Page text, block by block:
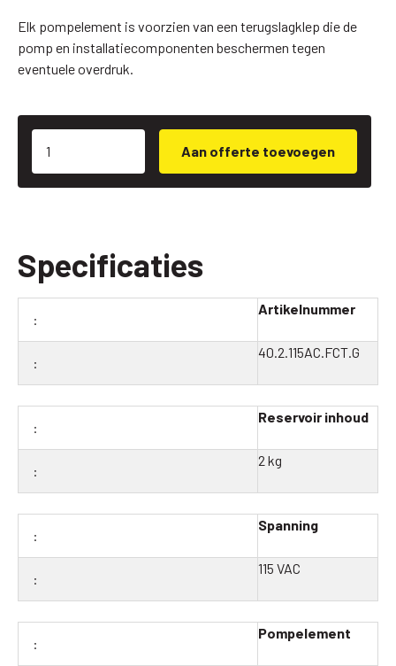
Elk pompelement is voorzien van een terugslagklep die de
pomp en installatiecomponenten beschermen tegen
eventuele overdruk.
Aan offerte toevoegen
Specificaties
Artikelnummer
40.2.115AC.FCT.G
Reservoir inhoud
2 kg
Spanning
115 VAC
Pompelement